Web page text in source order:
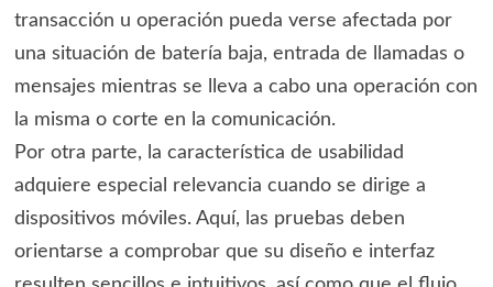
transacción u operación pueda verse afectada por
una situación de batería baja, entrada de llamadas o
mensajes mientras se lleva a cabo una operación con
la misma o corte en la comunicación.
Por otra parte, la característica de usabilidad
adquiere especial relevancia cuando se dirige a
dispositivos móviles. Aquí, las pruebas deben
orientarse a comprobar que su diseño e interfaz